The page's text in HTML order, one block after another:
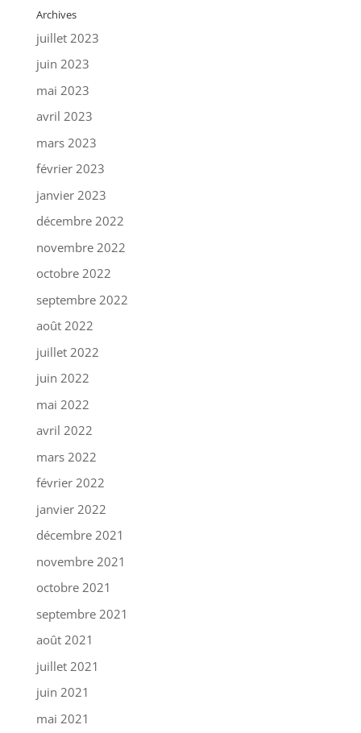
Archives
juillet 2023
juin 2023
mai 2023
avril 2023
mars 2023
février 2023
janvier 2023
décembre 2022
novembre 2022
octobre 2022
septembre 2022
août 2022
juillet 2022
juin 2022
mai 2022
avril 2022
mars 2022
février 2022
janvier 2022
décembre 2021
novembre 2021
octobre 2021
septembre 2021
août 2021
juillet 2021
juin 2021
mai 2021